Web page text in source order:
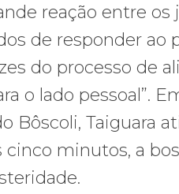
reação entre
de responder
do processo de
o lado pessoal”.
Bôscoli, Taiguara
minutos, a